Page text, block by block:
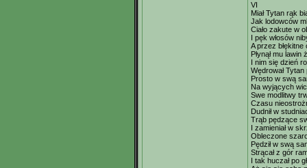
VI
Miał Tytan rąk
Jak lodowców
Ciało zakute w
I pęk włosów
A przez błękitne
Płynął mu
I nim się dzień
Wędrował
Prosto w swą
Na wyjących
Swe modlitwy
Czasu
Dudnił w
Trąb pędzące
I zamieniał w
Obleczone
Pędził w swą
Strącał z gór
I tak huczał po